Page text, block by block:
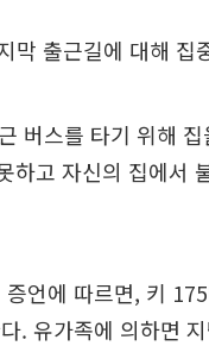
막 출근길에 대해 집
버스를 타기 위해
고 자신의 집에서
언에 따르면, 키
. 유가족에 의하면